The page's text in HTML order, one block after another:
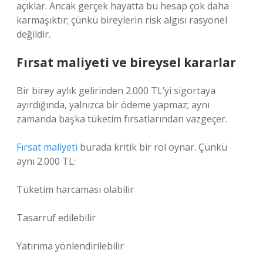
açıklar. Ancak gerçek hayatta bu hesap çok daha
karmaşıktır; çünkü bireylerin risk algısı rasyonel
değildir.
Fırsat maliyeti ve bireysel kararlar
Bir birey aylık gelirinden 2.000 TL’yi sigortaya
ayırdığında, yalnızca bir ödeme yapmaz; aynı
zamanda başka tüketim fırsatlarından vazgeçer.
Fırsat maliyeti burada kritik bir rol oynar. Çünkü
aynı 2.000 TL:
Tüketim harcaması olabilir
Tasarruf edilebilir
Yatırıma yönlendirilebilir